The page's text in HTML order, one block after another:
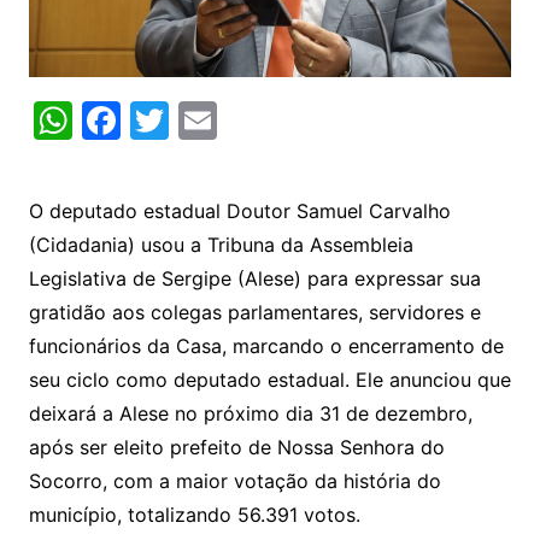
W
at
s
A
p
p
F
c
e
b
o
o
k
T
itt
er
E
ai
l
O deputado estadual Doutor Samuel Carvalho
(Cidadania) usou a Tribuna da Assembleia
Legislativa de Sergipe (Alese) para expressar sua
gratidão aos colegas parlamentares, servidores e
funcionários da Casa, marcando o encerramento de
seu ciclo como deputado estadual. Ele anunciou que
deixará a Alese no próximo dia 31 de dezembro,
após ser eleito prefeito de Nossa Senhora do
Socorro, com a maior votação da história do
município, totalizando 56.391 votos.